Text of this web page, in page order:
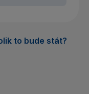
to bude stát?